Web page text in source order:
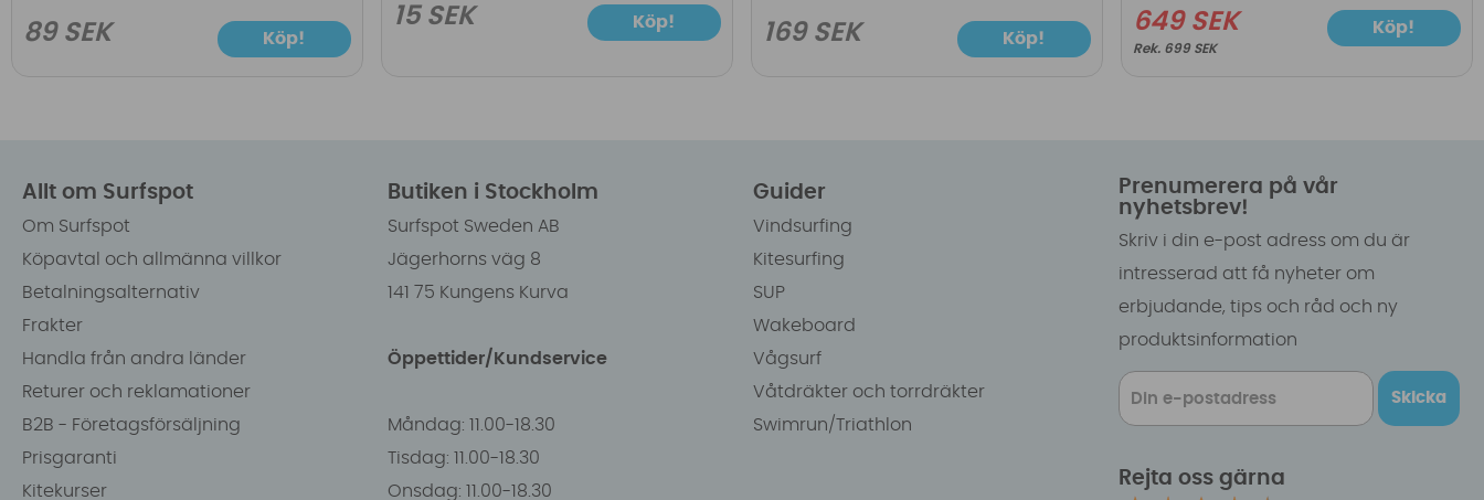
89 SEK Köp!
15 SEK Köp! 169 SEK Köp!
649 SEK
699 SEK
Köp!
Allt om Surfspot
Om Surfspot
Köpavtal och allmänna villkor
Betalningsalternativ
Frakter
Handla från andra länder
Returer och reklamationer
B2B - Företagsförsäljning
Prisgaranti
Kitekurser
Butiken i Stockholm
Surfspot Sweden AB
Jägerhorns väg 8
141 75 Kungens Kurva
Öppettider/Kundservice
Måndag: 11.00-18.30
Tisdag: 11.00-18.30
Onsdag: 11.00-18.30
Guider
Vindsurfing
Kitesurfing
SUP
Wakeboard
Vågsurf
Våtdräkter och torrdräkter
Swimrun/Triathlon
Prenumerera på vår
nyhetsbrev!
Skriv i din e-post adress om du är
intresserad att få nyheter om
erbjudande, tips och råd och ny
produktsinformation
Skicka
Rejta oss gärna